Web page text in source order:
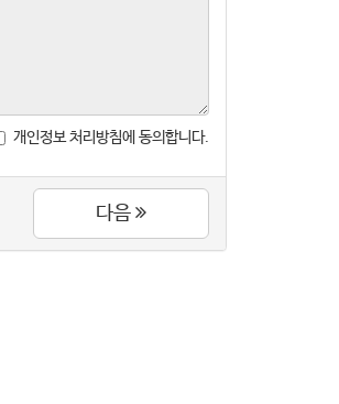
개인정보 처리방침에 동의합니다.
다음